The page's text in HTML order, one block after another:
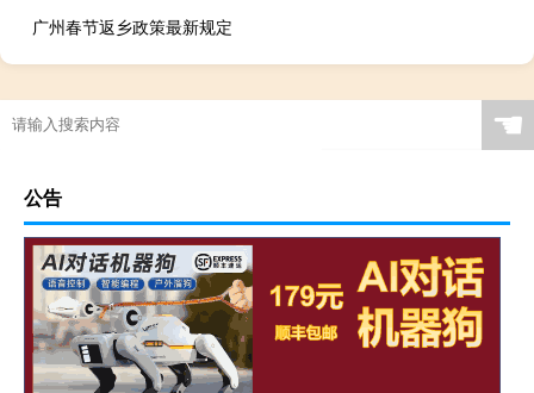
广州春节返乡政策最新规定
☚
公告